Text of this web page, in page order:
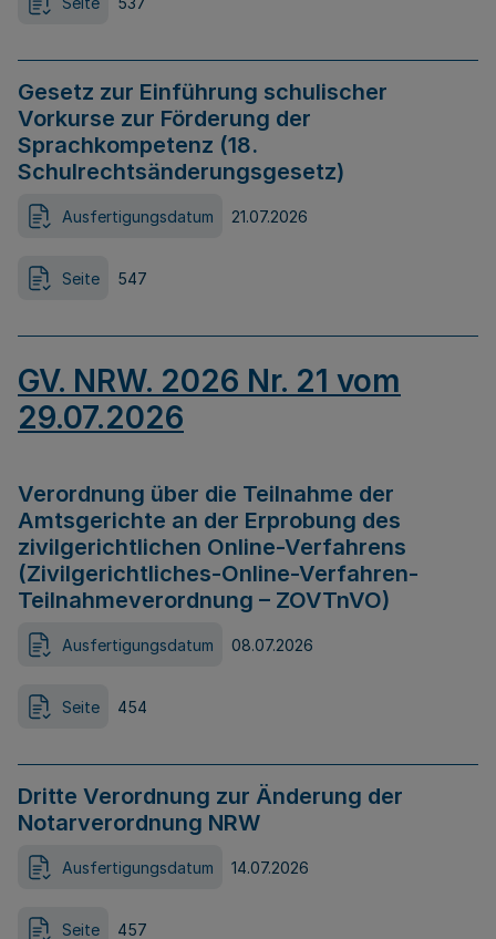
Gesetz zur Einführung schulischer
Vorkurse zur Förderung der
Sprachkompetenz (18.
Schulrechtsänderungsgesetz)
Ausfertigungsdatum 21.07.2026
Seite 547
GV. NRW. 2026 Nr. 21 vom
29.07.2026
Verordnung über die Teilnahme der
Amtsgerichte an der Erprobung des
zivilgerichtlichen Online-Verfahrens
(Zivilgerichtliches-Online-Verfahren-
Teilnahmeverordnung – ZOVTnVO)
Ausfertigungsdatum 08.07.2026
Seite 454
Dritte Verordnung zur Änderung der
Notarverordnung NRW
Ausfertigungsdatum 14.07.2026
Seite 457